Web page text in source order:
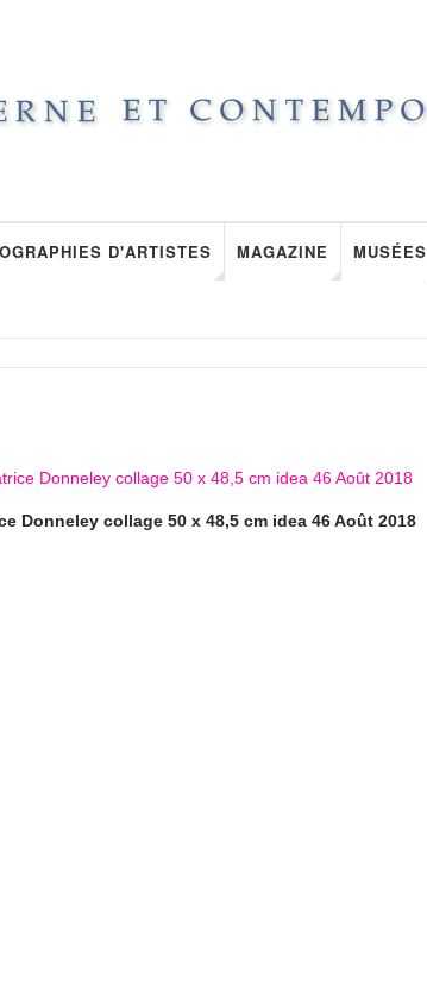
D'ARTISTES MAGAZINE MUSÉES
Donneley collage 50 x 48,5 cm idea 46 Août 2018